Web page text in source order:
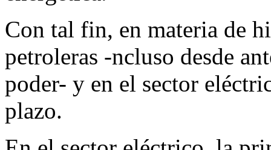
Con tal fin, en materia de
petroleras -ncluso desde
poder- y en el sector
plazo.